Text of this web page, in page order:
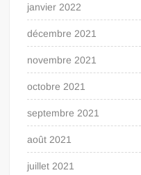
janvier 2022
décembre 2021
novembre 2021
octobre 2021
septembre 2021
août 2021
juillet 2021